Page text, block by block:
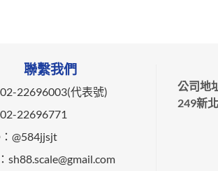
聯繫我們
22696003(代表號)
22696771
@584jjsjt
sh88.scale@gmail.com
公司地
249新